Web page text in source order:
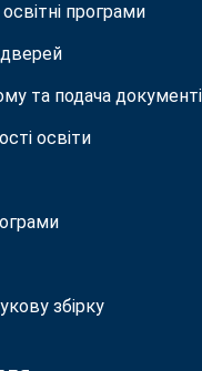
програми
та подача
освіти
збірку